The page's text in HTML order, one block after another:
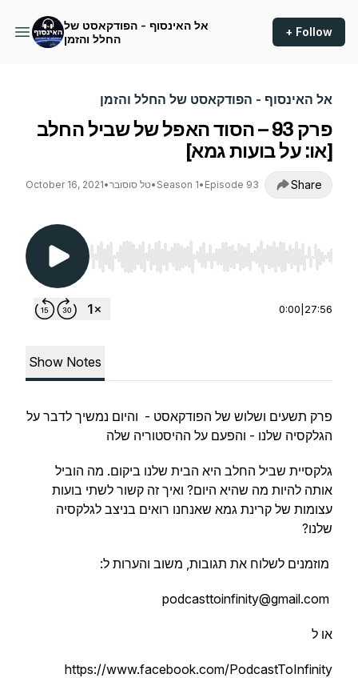
אל האינסוף - הפודקאסט של
החלל והזמן
+ Follow
אל האינסוף - הפודקאסט של החלל והזמן
פרק 93 – הסוד האפל של שביל החלב
[או: על בועות גמא]
October 16, 2021•טל סוסובר• Season 1• Episode 93 Share
Use Left/Right to seek, Home/End to jump to
0:00 27:56
Show Notes
פרק תשעים ושלוש של הפודקאסט - והיום נמשיך לדבר על
הגלקסיה שלנו - והפעם על ההיסטוריה שלה
גלקסיית שביל החלב היא הבית שלנו ביקום. מה הוביל
אותה להיות מה שהיא היום? ואיך זה קשור לשתי בועות
עצומות של קרינת גמא שאנחנו רואים בניצב לגלקסיה
שלנו?
מוזמנים לשלוח את תגובות, משוב והערות ל:
או ל
https://www.facebook.com/PodcastToInfinity